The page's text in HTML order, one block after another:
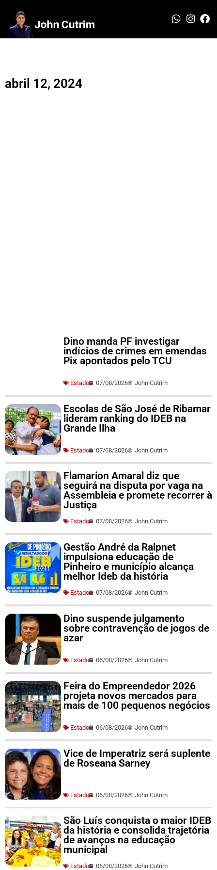
abril 12, 2024
Dino manda PF investigar
indícios de crimes em emendas
Pix apontados pelo TCU
Estado 07/08/2026 John Cutrim
Escolas de São José de Ribamar
lideram ranking do IDEB na
Grande Ilha
Estado 07/08/2026 John Cutrim
Flamarion Amaral diz que
seguirá na disputa por vaga na
Assembleia e promete recorrer à
Justiça
Estado 07/08/2026 John Cutrim
Gestão André da Ralpnet
impulsiona educação de
Pinheiro e município alcança
melhor Ideb da história
Estado 07/08/2026 John Cutrim
Dino suspende julgamento
sobre contravenção de jogos de
azar
Estado 06/08/2026 John Cutrim
Feira do Empreendedor 2026
projeta novos mercados para
mais de 100 pequenos negócios
Estado 06/08/2026 John Cutrim
Vice de Imperatriz será suplente
de Roseana Sarney
Estado 06/08/2026 John Cutrim
São Luís conquista o maior IDEB
da história e consolida trajetória
de avanços na educação
municipal
Estado 06/08/2026 John Cutrim